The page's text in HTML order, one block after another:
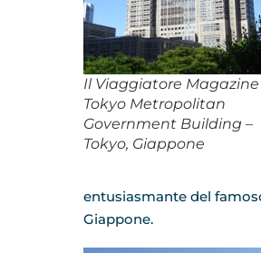
Il Viaggiatore Magazine
Tokyo Metropolitan
Government Building –
Tokyo, Giappone
entusiasmante del
Giappone.